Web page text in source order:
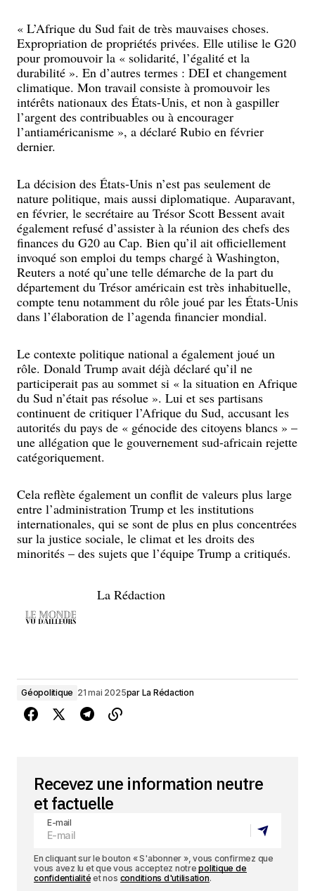
« L’Afrique du Sud fait de très mauvaises choses.
Expropriation de propriétés privées. Elle utilise le G20
pour promouvoir la « solidarité, l’égalité et la
durabilité ». En d’autres termes : DEI et changement
climatique. Mon travail consiste à promouvoir les
intérêts nationaux des États-Unis, et non à gaspiller
l’argent des contribuables ou à encourager
l’antiaméricanisme », a déclaré Rubio en février
dernier.
La décision des États-Unis n’est pas seulement de
nature politique, mais aussi diplomatique. Auparavant,
en février, le secrétaire au Trésor Scott Bessent avait
également refusé d’assister à la réunion des chefs des
finances du G20 au Cap. Bien qu’il ait officiellement
invoqué son emploi du temps chargé à Washington,
Reuters a noté qu’une telle démarche de la part du
département du Trésor américain est très inhabituelle,
compte tenu notamment du rôle joué par les États-Unis
dans l’élaboration de l’agenda financier mondial.
Le contexte politique national a également joué un
rôle. Donald Trump avait déjà déclaré qu’il ne
participerait pas au sommet si « la situation en Afrique
du Sud n’était pas résolue ». Lui et ses partisans
continuent de critiquer l’Afrique du Sud, accusant les
autorités du pays de « génocide des citoyens blancs » –
une allégation que le gouvernement sud-africain rejette
catégoriquement.
Cela reflète également un conflit de valeurs plus large
entre l’administration Trump et les institutions
internationales, qui se sont de plus en plus concentrées
sur la justice sociale, le climat et les droits des
minorités – des sujets que l’équipe Trump a critiqués.
La Rédaction
Géopolitique 21 mai 2025par La Rédaction
Recevez une information neutre
et factuelle
E-mail
En cliquant sur le bouton « S'abonner », vous confirmez que
vous avez lu et que vous acceptez notrepolitique de
confidentialité et nos conditions d'utilisation.